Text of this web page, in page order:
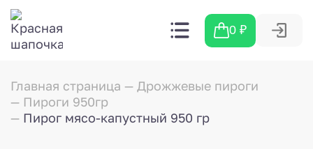
0 ₽
Главная страница
Дрожжевые пироги
Пироги 950гр
Пирог мясо-капустный 950 гр